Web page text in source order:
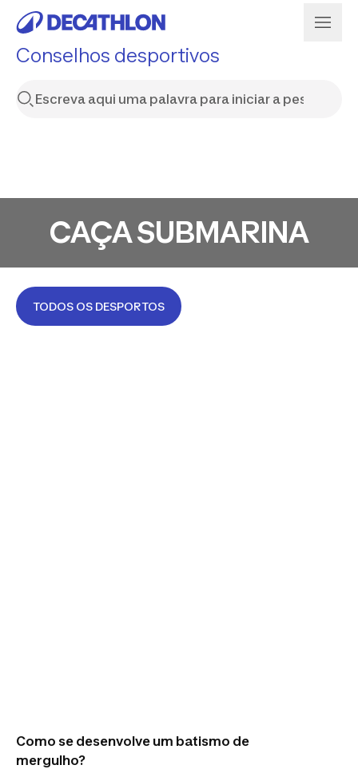
Conselhos desportivos
CAÇA SUBMARINA
TODOS OS DESPORTOS
Como se desenvolve um batismo de
mergulho?